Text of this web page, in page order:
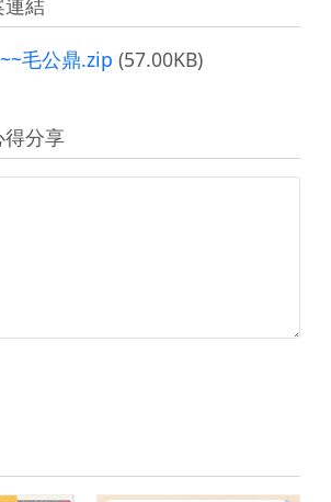
連結
毛公鼎.zip (57.00KB)
得分享